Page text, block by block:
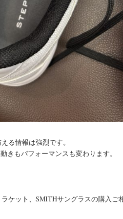
る情報は強烈です。
きもパフォーマンスも変わります。
ケット、SMITHサングラスの購入ご